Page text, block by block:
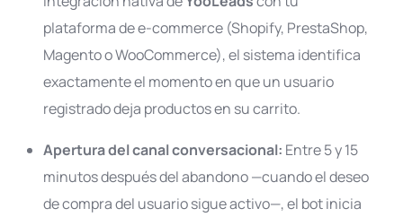
plataforma de e-commerce (Shopify, PrestaShop,
Magento o WooCommerce), el sistema identifica
exactamente el momento en que un usuario
registrado deja productos en su carrito.
Apertura del canal conversacional: Entre 5 y 15
minutos después del abandono —cuando el deseo
de compra del usuario sigue activo—, el bot inicia